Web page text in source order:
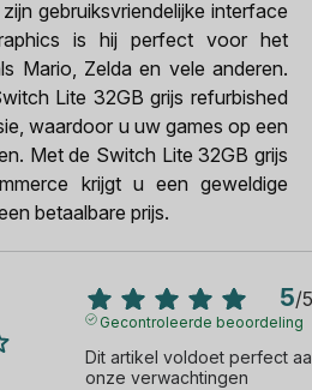
gebruiksvriendelijke interface
is hij perfect voor het
Mario, Zelda en vele anderen.
Lite 32GB grijs refurbished
waardoor u uw games op een
Met de Switch Lite 32GB grijs
krijgt u een geweldige
betaalbare prijs.
5/5
Gecontroleerde beoordeling
Dit artikel voldoet perfect
onze verwachtingen